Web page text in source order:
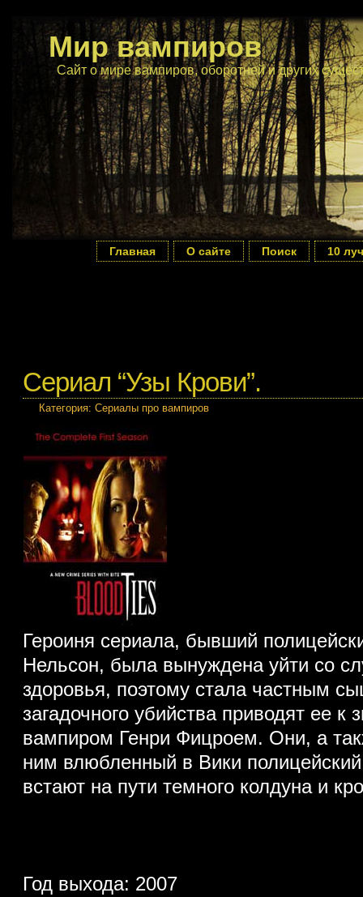
Мир вампиров
Сайт о мире вампиров, оборотней и других
Главная О сайте Поиск 10
Сериал “Узы Крови”.
Категория: Сериалы про вампиров
Героиня сериала, бывший
Нельсон, была вынуждена уйти со
здоровья, поэтому стала частным
загадочного убийства приводят ее к
вампиром Генри Фицроем. Они, а
ним влюбленный в Вики
встают на пути темного колдуна и
Год выхода: 2007